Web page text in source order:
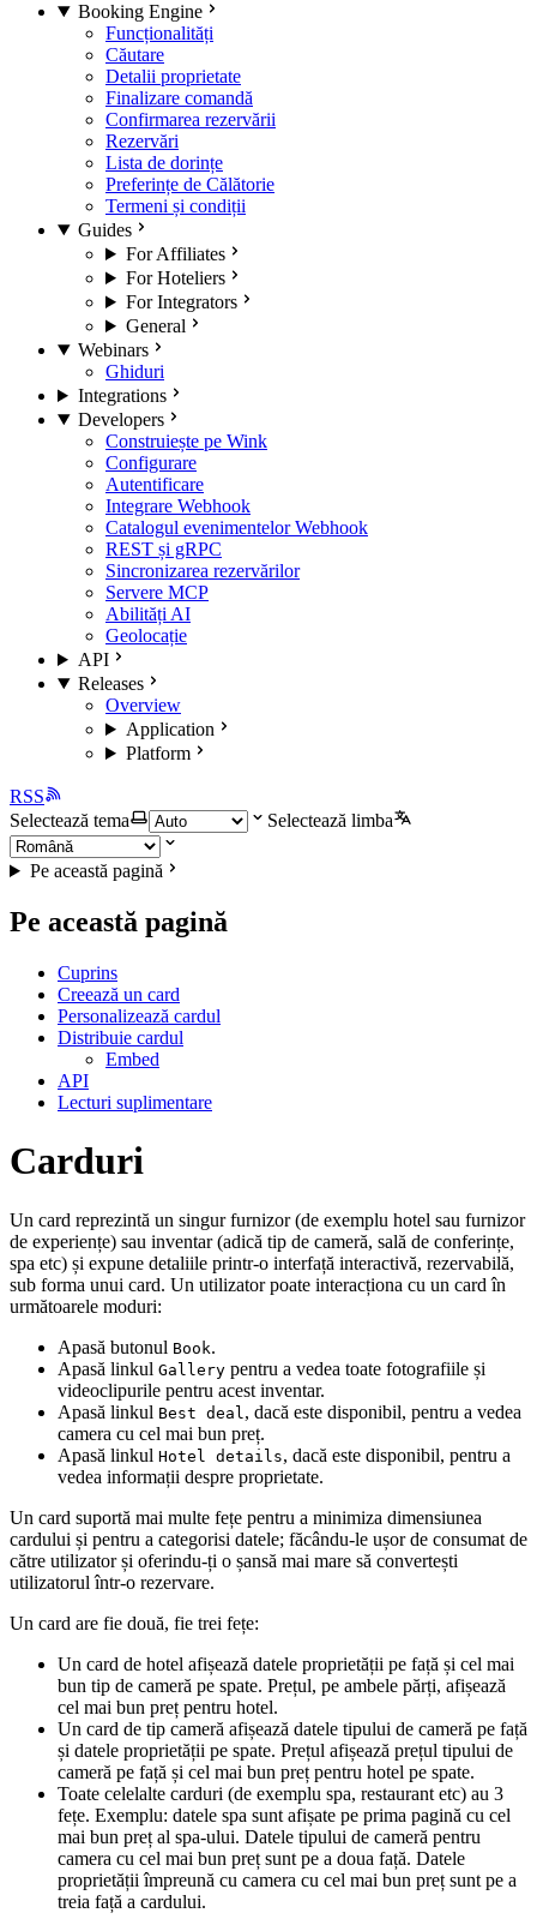
Booking Engine
Funcționalități
Căutare
Detalii proprietate
Finalizare comandă
Confirmarea rezervării
Rezervări
Lista de dorințe
Preferințe de Călătorie
Termeni și condiții
Guides
For Affiliates
For Hoteliers
For Integrators
General
Webinars
Ghiduri
Integrations
Developers
Construiește pe Wink
Configurare
Autentificare
Integrare Webhook
Catalogul evenimentelor Webhook
REST și gRPC
Sincronizarea rezervărilor
Servere MCP
Abilități AI
Geolocație
API
Releases
Overview
Application
Platform
RSS
Selectează tema
Selectează limba
Pe această pagină
Pe această pagină
Cuprins
Creează un card
Personalizează cardul
Distribuie cardul
Embed
API
Lecturi suplimentare
Carduri
Un card reprezintă un singur furnizor (de exemplu hotel sau furnizor
de experiențe) sau inventar (adică tip de cameră, sală de conferințe,
spa etc) și expune detaliile printr-o interfață interactivă, rezervabilă,
sub forma unui card. Un utilizator poate interacționa cu un card în
următoarele moduri:
Apasă butonul Book.
Apasă linkul Gallery pentru a vedea toate fotografiile și
videoclipurile pentru acest inventar.
Apasă linkul Best deal , dacă este disponibil, pentru a vedea
camera cu cel mai bun preț.
Apasă linkul Hotel details, dacă este disponibil, pentru a
vedea informații despre proprietate.
Un card suportă mai multe fețe pentru a minimiza dimensiunea
cardului și pentru a categorisi datele; făcându-le ușor de consumat de
către utilizator și oferindu-ți o șansă mai mare să convertești
utilizatorul într-o rezervare.
Un card are fie două, fie trei fețe:
Un card de hotel afișează datele proprietății pe față și cel mai
bun tip de cameră pe spate. Prețul, pe ambele părți, afișează
cel mai bun preț pentru hotel.
Un card de tip cameră afișează datele tipului de cameră pe față
și datele proprietății pe spate. Prețul afișează prețul tipului de
cameră pe față și cel mai bun preț pentru hotel pe spate.
Toate celelalte carduri (de exemplu spa, restaurant etc) au 3
fețe. Exemplu: datele spa sunt afișate pe prima pagină cu cel
mai bun preț al spa-ului. Datele tipului de cameră pentru
camera cu cel mai bun preț sunt pe a doua față. Datele
proprietății împreună cu camera cu cel mai bun preț sunt pe a
treia față a cardului.